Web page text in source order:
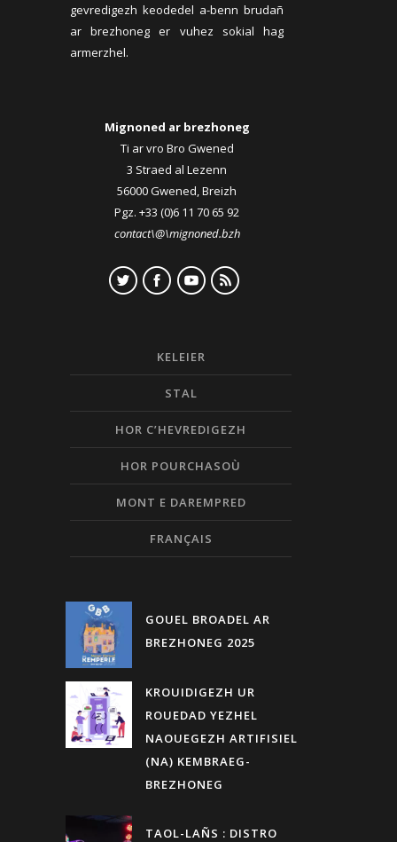
gevredigezh keodedel a-benn brudañ
ar brezhoneg er vuhez sokial hag
armerzhel.
Mignoned ar brezhoneg
Ti ar vro Bro Gwened
3 Straed al Lezenn
56000 Gwened, Breizh
Pgz. +33 (0)6 11 70 65 92
contact\@\mignoned.bzh
KELEIER
STAL
HOR C’HEVREDIGEZH
HOR POURCHASOÙ
MONT E DAREMPRED
FRANÇAIS
GOUEL BROADEL AR
BREZHONEG 2025
KROUIDIGEZH UR
ROUEDAD YEZHEL
NAOUEGEZH ARTIFISIEL
(NA) KEMBRAEG-
BREZHONEG
TAOL-LAÑS : DISTRO